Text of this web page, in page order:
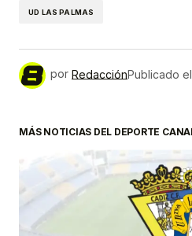
UD LAS PALMAS
por RedacciónPublicado el
MÁS NOTICIAS DEL DEPORTE